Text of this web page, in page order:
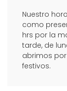
Nuestro
como
hrs por la
tarde, de
abrimos
festivos.